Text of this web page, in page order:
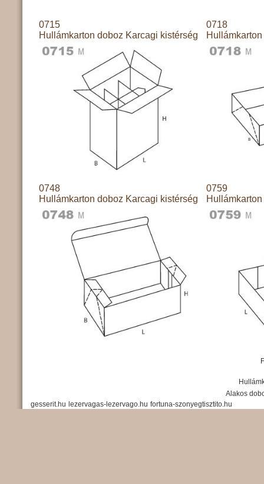
0715
Hullámkarton doboz Karcagi kistérség
0718
0748
Hullámkarton doboz Karcagi kistérség
0759
Alakos
gesserit.hu lezervagas-lezervago.hu fortuna-szonyegtisztito.hu